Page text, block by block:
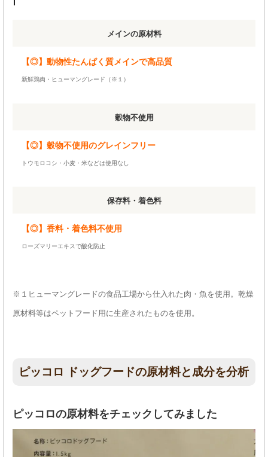
メインの原材料
【◎】動物性たんぱく質メインで高品質
新鮮鶏肉・ヒューマングレード（※１）
穀物不使用
【◎】穀物不使用のグレインフリー
トウモロコシ・小麦・米などは使用なし
保存料・着色料
【◎】香料・着色料不使用
ローズマリーエキスで酸化防止
※１ヒューマングレードの食品工場から仕入れた肉・魚を使用。乾燥
原材料等はペットフード用に生産されたものを使用。
ピッコロ ドッグフードの原材料と成分を分析
ピッコロの原材料をチェックしてみました